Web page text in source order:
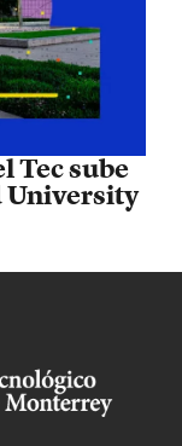
Tec sube
University